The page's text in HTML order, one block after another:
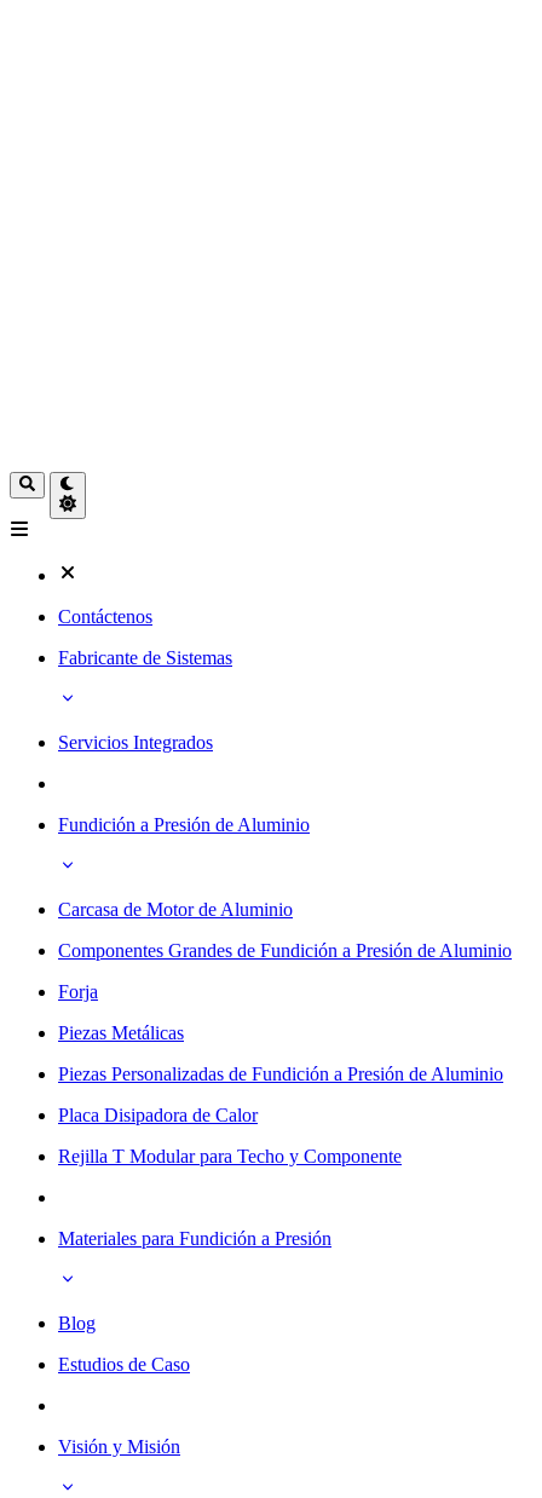
Contáctenos
Fabricante de Sistemas
Servicios Integrados
Fundición a Presión de Aluminio
Carcasa de Motor de Aluminio
Componentes Grandes de Fundición a Presión de Aluminio
Forja
Piezas Metálicas
Piezas Personalizadas de Fundición a Presión de Aluminio
Placa Disipadora de Calor
Rejilla T Modular para Techo y Componente
Materiales para Fundición a Presión
Blog
Estudios de Caso
Visión y Misión